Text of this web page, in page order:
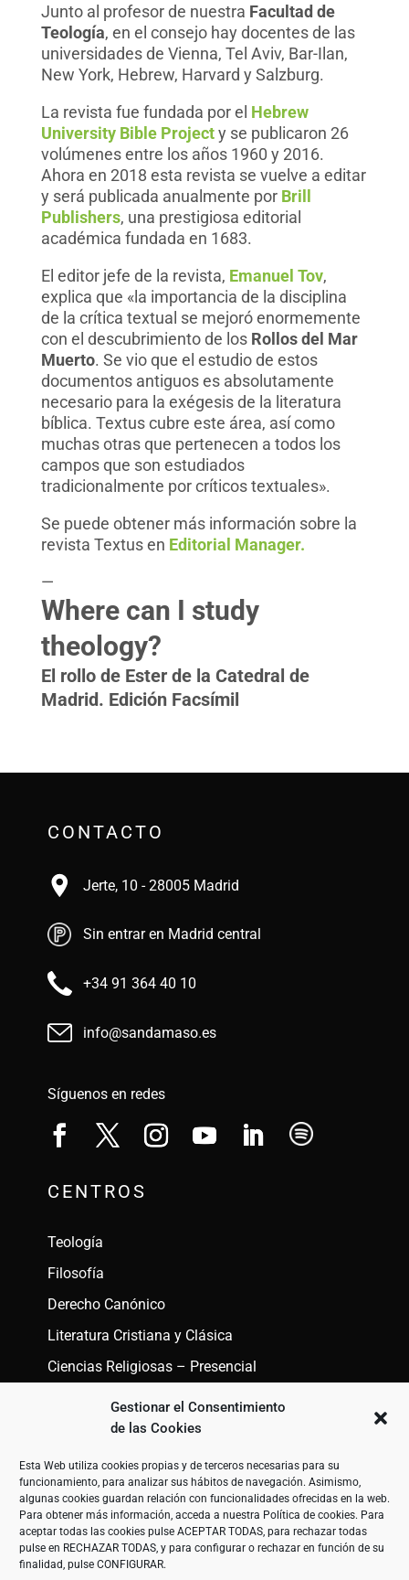
Gestionar el Consentimiento
de las Cookies
Esta Web utiliza cookies propias y de terceros necesarias para su
funcionamiento, para analizar sus hábitos de navegación. Asimismo,
algunas cookies guardan relación con funcionalidades ofrecidas en la web.
Para obtener más información, acceda a nuestra Política de cookies. Para
aceptar todas las cookies pulse ACEPTAR TODAS, para rechazar todas
pulse en RECHAZAR TODAS, y para configurar o rechazar en función de su
finalidad, pulse CONFIGURAR.
Junto al profesor de nuestra Facultad de
Teología, en el consejo hay docentes de las
universidades de Vienna, Tel Aviv, Bar-Ilan,
New York, Hebrew, Harvard y Salzburg.
La revista fue fundada por el Hebrew
University Bible Projecty se publicaron 26
volúmenes entre los años 1960 y 2016.
Ahora en 2018 esta revista se vuelve a editar
y será publicada anualmente por Brill
Publishers, una prestigiosa editorial
académica fundada en 1683.
El editor jefe de la revista, Emanuel Tov,
explica que «la importancia de la disciplina
de la crítica textual se mejoró enormemente
con el descubrimiento de los Rollos del Mar
Muerto. Se vio que el estudio de estos
documentos antiguos es absolutamente
necesario para la exégesis de la literatura
bíblica. Textus cubre este área, así como
muchas otras que pertenecen a todos los
campos que son estudiados
tradicionalmente por críticos textuales».
Se puede obtener más información sobre la
revista Textus en Editorial Manager.
—
Where can I study
theology?
El rollo de Ester de la Catedral de
Madrid. Edición Facsímil
CONTACTO
Jerte, 10 - 28005 Madrid
Sin entrar en Madrid central
+34 91 364 40 10
info@sandamaso.es
Síguenos en redes
CENTROS
Teología
Filosofía
Derecho Canónico
Literatura Cristiana y Clásica
Ciencias Religiosas – Presencial
Ciencias Religiosas – A Distancia
ENLACES
Aviso Legal
Términos y Condiciones
Política Privacidad